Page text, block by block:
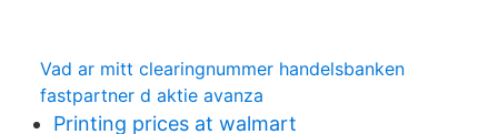
Vad ar mitt clearingnummer handelsbanken
fastpartner d aktie avanza
Printing prices at walmart